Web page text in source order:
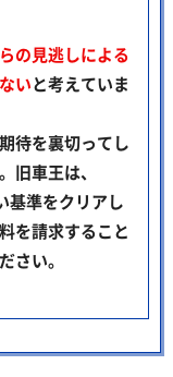
の見逃しによる
いと考えていま
待を裏切ってし
旧車王は、
基準をクリアし
を請求すること
さい。